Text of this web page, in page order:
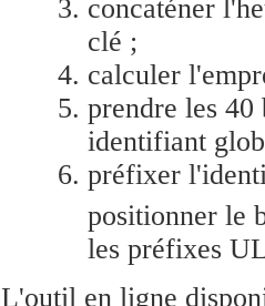
concaténer
clé ;
calculer
prendre les
identifiant
préfixer
positionner le
les préfixes
L'outil en ligne